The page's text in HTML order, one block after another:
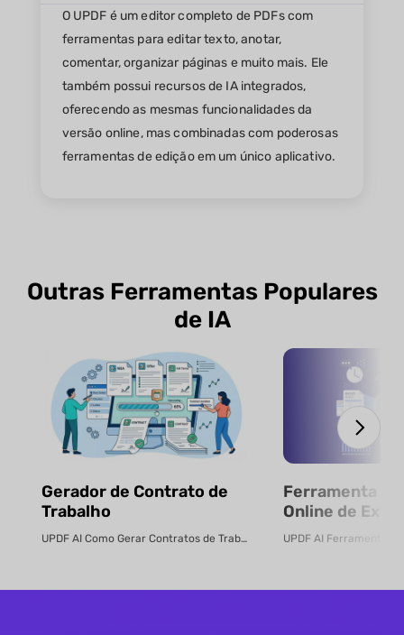
O UPDF é um editor completo de PDFs com
ferramentas para editar texto, anotar,
comentar, organizar páginas e muito mais. Ele
também possui recursos de IA integrados,
oferecendo as mesmas funcionalidades da
versão online, mas combinadas com poderosas
ferramentas de edição em um único aplicativo.
Outras Ferramentas Populares
de IA
Gerador de Contrato de
Trabalho
UPDF AI Como Gerar Contratos de Trabalho Online Crie contratos de...
Ferramenta
Online de
Dados de